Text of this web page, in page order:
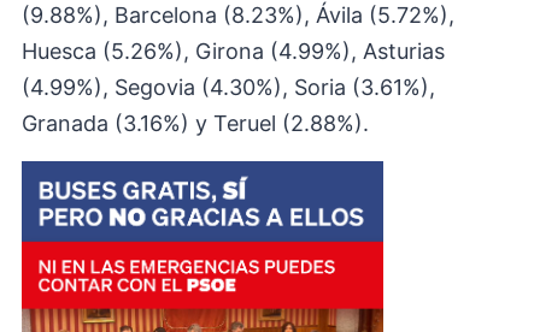
(9.88%), Barcelona (8.23%), Ávila (5.72%),
Huesca (5.26%), Girona (4.99%), Asturias
(4.99%), Segovia (4.30%), Soria (3.61%),
Granada (3.16%) y Teruel (2.88%).